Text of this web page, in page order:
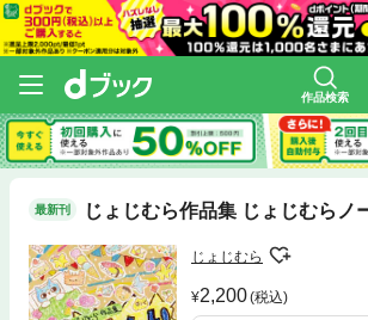
作品検索
最新刊 じょじむら作品集 じょじむらノ
じょじむら
2,200(税込)